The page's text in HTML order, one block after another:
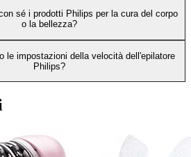
sé i prodotti Philips per la cura del corpo
o la bellezza?
le impostazioni della velocità dell'epilatore
Philips?